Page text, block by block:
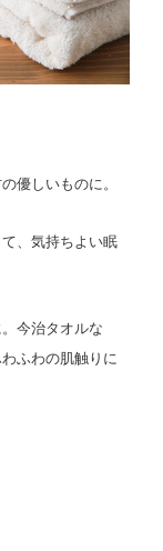
優しいものに。
、気持ちよい眠
今治タオルな
ふわの肌触りに